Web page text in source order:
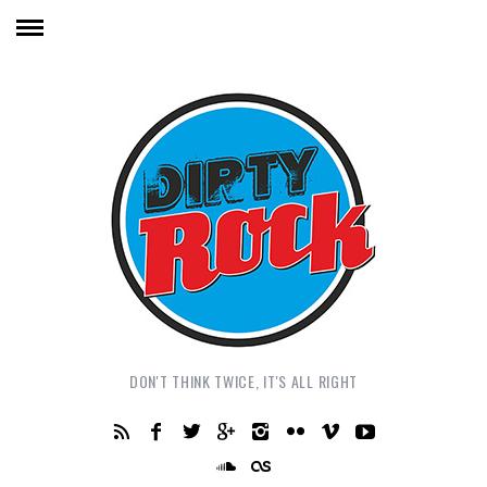
DON'T THINK TWICE, IT'S ALL RIGHT